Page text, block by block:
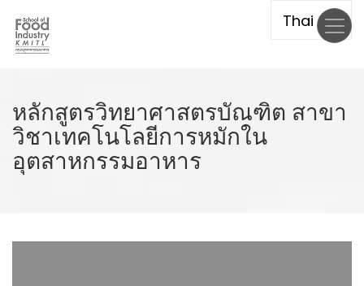
Skip
main
หลักสูตรวิทยาศาสตรบัณฑิต สาขา
วิชาเทคโนโลยีการหมักใน
อุตสาหกรรมอาหาร